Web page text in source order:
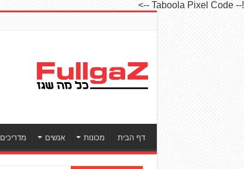
!-- Taboola Pixel Code -->
דף הבית מכונות אנשים מדריכים